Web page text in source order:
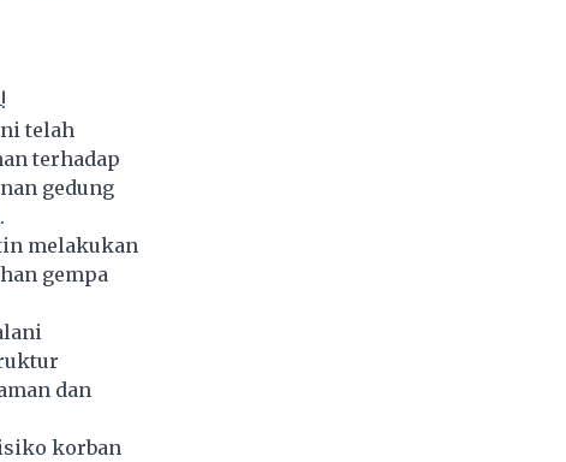
telah
terhadap
gedung
melakukan
gempa
dan
korban